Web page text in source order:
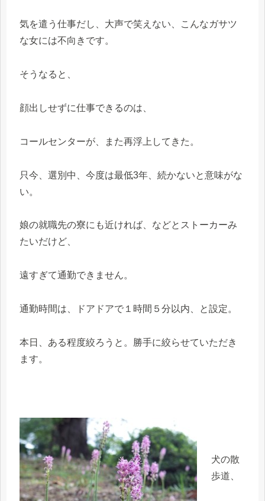
気を遣う仕事だし、大声で笑えない、こんなガサツ
な女には不向きです。
そうなると、
顔出しせずに仕事できるのは、
コールセンターが、また再浮上してきた。
只今、選別中、今度は最低3年、続かないと意味がな
い。
娘の就職先の寮にも近ければ、などとストーカーみ
たいだけど、
遠すぎて通勤できません。
通勤時間は、ドアドアで１時間５分以内、と設定。
本日、ある程度絞ろうと。勝手に絞らせていただき
ます。
犬の散
歩道、